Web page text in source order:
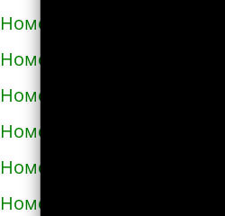
Номера телефонов такси
Номера телефонов такси
Номера телефонов такси
Номера телефонов такси
Номера телефонов такси
Номера телефонов такси